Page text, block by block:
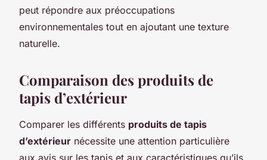
peut répondre aux préoccupations
environnementales tout en ajoutant une texture
naturelle.
Comparaison des produits de
tapis d’extérieur
Comparer les différents produits de tapis
d’extérieur nécessite une attention particulière
aux avis sur les tapis et aux caractéristiques qu’ils